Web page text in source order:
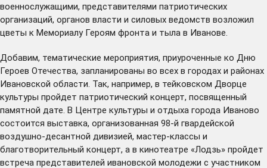
военнослужащими, представителями патриотических
организаций, органов власти и силовых ведомств возложил
цветы к Мемориалу Героям фронта и тыла в Иванове.
Добавим, тематические мероприятия, приуроченные ко Дню
Героев Отечества, запланированы во всех в городах и районах
Ивановской области. Так, например, в тейковском Дворце
культуры пройдет патриотический концерт, посвященный
памятной дате. В Центре культуры и отдыха города Иваново
состоится выставка, организованная 98-й гвардейской
воздушно-десантной дивизией, мастер-классы и
благотворительный концерт, а в кинотеатре «Лодзь» пройдет
встреча представителей ивановской молодежи с участником